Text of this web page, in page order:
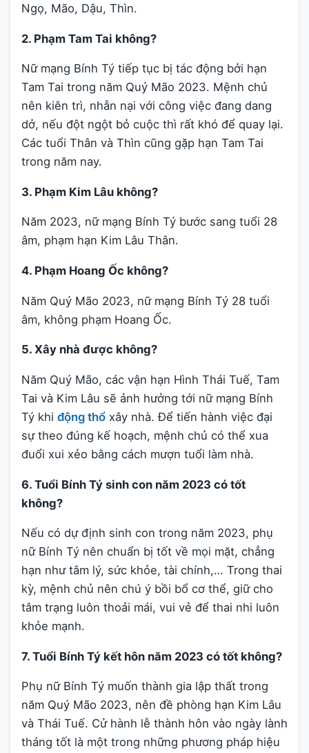
Ngọ, Mão, Dậu, Thìn.
2. Phạm Tam Tai không?
Nữ mạng Bính Tý tiếp tục bị tác động bởi hạn
Tam Tai trong năm Quý Mão 2023. Mệnh chủ
nên kiên trì, nhẫn nại với công việc đang dang
dở, nếu đột ngột bỏ cuộc thì rất khó để quay lại.
Các tuổi Thân và Thìn cũng gặp hạn Tam Tai
trong năm nay.
3. Phạm Kim Lâu không?
Năm 2023, nữ mạng Bính Tý bước sang tuổi 28
âm, phạm hạn Kim Lâu Thân.
4. Phạm Hoang Ốc không?
Năm Quý Mão 2023, nữ mạng Bính Tý 28 tuổi
âm, không phạm Hoang Ốc.
5. Xây nhà được không?
Năm Quý Mão, các vận hạn Hình Thái Tuế, Tam
Tai và Kim Lâu sẽ ảnh hưởng tới nữ mạng Bính
Tý khi động thổ xây nhà. Để tiến hành việc đại
sự theo đúng kế hoạch, mệnh chủ có thể xua
đuổi xui xẻo bằng cách mượn tuổi làm nhà.
6. Tuổi Bính Tý sinh con năm 2023 có tốt
không?
Nếu có dự định sinh con trong năm 2023, phụ
nữ Bính Tý nên chuẩn bị tốt về mọi mặt, chẳng
hạn như tâm lý, sức khỏe, tài chính,… Trong thai
kỳ, mệnh chủ nên chú ý bồi bổ cơ thể, giữ cho
tâm trạng luôn thoải mái, vui vẻ để thai nhi luôn
khỏe mạnh.
7. Tuổi Bính Tý kết hôn năm 2023 có tốt không?
Phụ nữ Bính Tý muốn thành gia lập thất trong
năm Quý Mão 2023, nên đề phòng hạn Kim Lâu
và Thái Tuế. Cử hành lễ thành hôn vào ngày lành
tháng tốt là một trong những phương pháp hiệu